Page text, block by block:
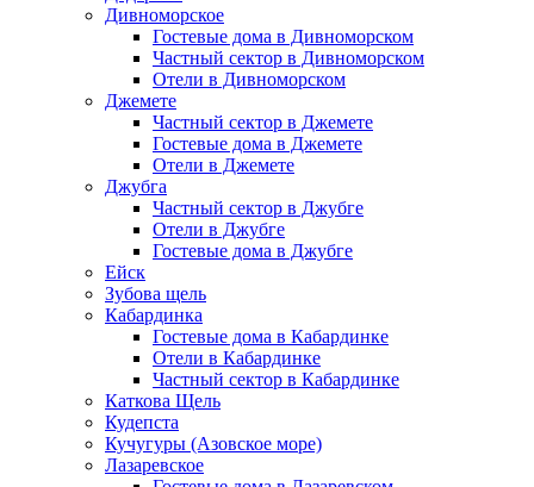
Дивноморское
Гостевые дома в Дивноморском
Частный сектор в Дивноморском
Отели в Дивноморском
Джемете
Частный сектор в Джемете
Гостевые дома в Джемете
Отели в Джемете
Джубга
Частный сектор в Джубге
Отели в Джубге
Гостевые дома в Джубге
Ейск
Зубова щель
Кабардинка
Гостевые дома в Кабардинке
Отели в Кабардинке
Частный сектор в Кабардинке
Каткова Щель
Кудепста
Кучугуры (Азовское море)
Лазаревское